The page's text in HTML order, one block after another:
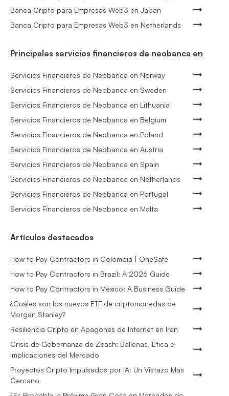
Banca Cripto para Empresas Web3 en Japan
Banca Cripto para Empresas Web3 en Netherlands
Principales servicios financieros de neobanca en
Servicios Financieros de Neobanca en Norway
Servicios Financieros de Neobanca en Sweden
Servicios Financieros de Neobanca en Lithuania
Servicios Financieros de Neobanca en Belgium
Servicios Financieros de Neobanca en Poland
Servicios Financieros de Neobanca en Austria
Servicios Financieros de Neobanca en Spain
Servicios Financieros de Neobanca en Netherlands
Servicios Financieros de Neobanca en Portugal
Servicios Financieros de Neobanca en Malta
Artículos destacados
How to Pay Contractors in Colombia | OneSafe
How to Pay Contractors in Brazil: A 2026 Guide
How to Pay Contractors in Mexico: A Business Guide
¿Cuáles son los nuevos ETF de criptomonedas de
Morgan Stanley?
Resiliencia Cripto en Apagones de Internet en Irán
Crisis de Gobernanza de Zcash: Ballenas, Ética e
Implicaciones del Mercado
Proyectos Cripto Impulsados por IA: Un Vistazo Más
Cercano